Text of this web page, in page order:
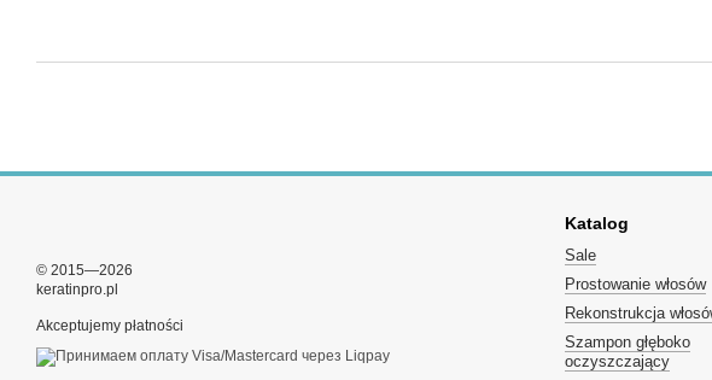
© 2015—2026
keratinpro.pl
Akceptujemy płatności
Katalog
Sale
Prostowanie włosów
Rekonstrukcja
Szampon głęboko
oczyszczający